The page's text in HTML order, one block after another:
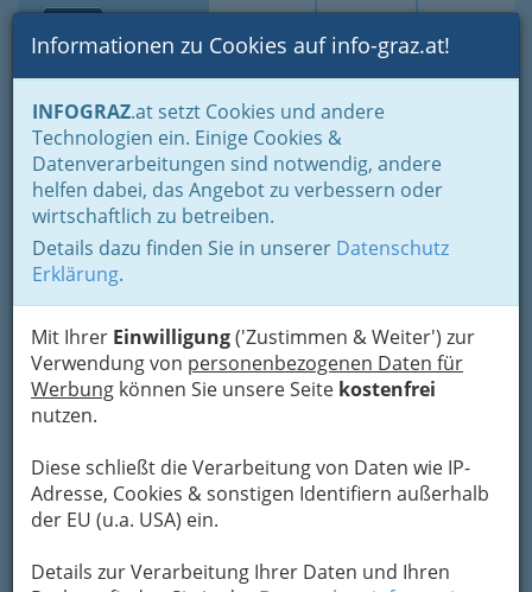
Suche Login Toggle
Informationen zu Cookies auf info-graz.at!
INFOGRAZ.at setzt Cookies und andere
Technologien ein. Einige Cookies &
Datenverarbeitungen sind notwendig, andere
helfen dabei, das Angebot zu verbessern oder
wirtschaftlich zu betreiben.
Details dazu finden Sie in unserer Datenschutz
Erklärung.
Mit Ihrer Einwilligung('Zustimmen & Weiter') zur
Verwendung von personenbezogenen Daten für
Werbung können Sie unsere Seite kostenfrei
nutzen.
Diese schließt die Verarbeitung von Daten wie IP-
Adresse, Cookies & sonstigen Identifiern außerhalb
der EU (u.a. USA) ein.
Details zur Verarbeitung Ihrer Daten und Ihren
Home Branchen
Gewerbe, Handwerk, Banken
Gewerbe & Handwerk, Gliederung der WKO
Landesinnung der Elektro-, Gebäude-, Alarm- und
Kommunikationstechniker
Elektrotechniker
CEGELEC GmbH
Herrgottwiesgasse 203, 8055 Graz-Puntigam
+43 316 27744-1870
+43 316 27744-1936
Karte
Adresse mit Google Maps anschauen